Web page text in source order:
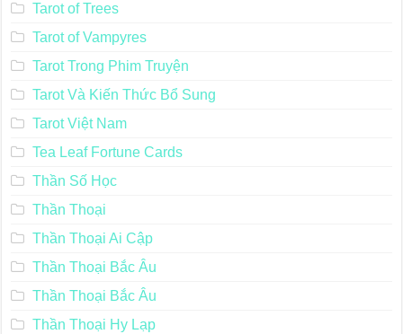
Tarot of Trees
Tarot of Vampyres
Tarot Trong Phim Truyện
Tarot Và Kiến Thức Bổ Sung
Tarot Việt Nam
Tea Leaf Fortune Cards
Thần Số Học
Thần Thoại
Thần Thoại Ai Cập
Thần Thoại Bắc Âu
Thần Thoại Bắc Âu
Thần Thoại Hy Lạp